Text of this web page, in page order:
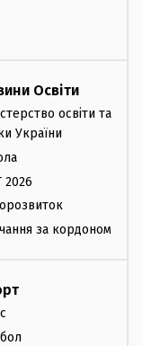
Освіти
освіти та
України
2026
за кордоном